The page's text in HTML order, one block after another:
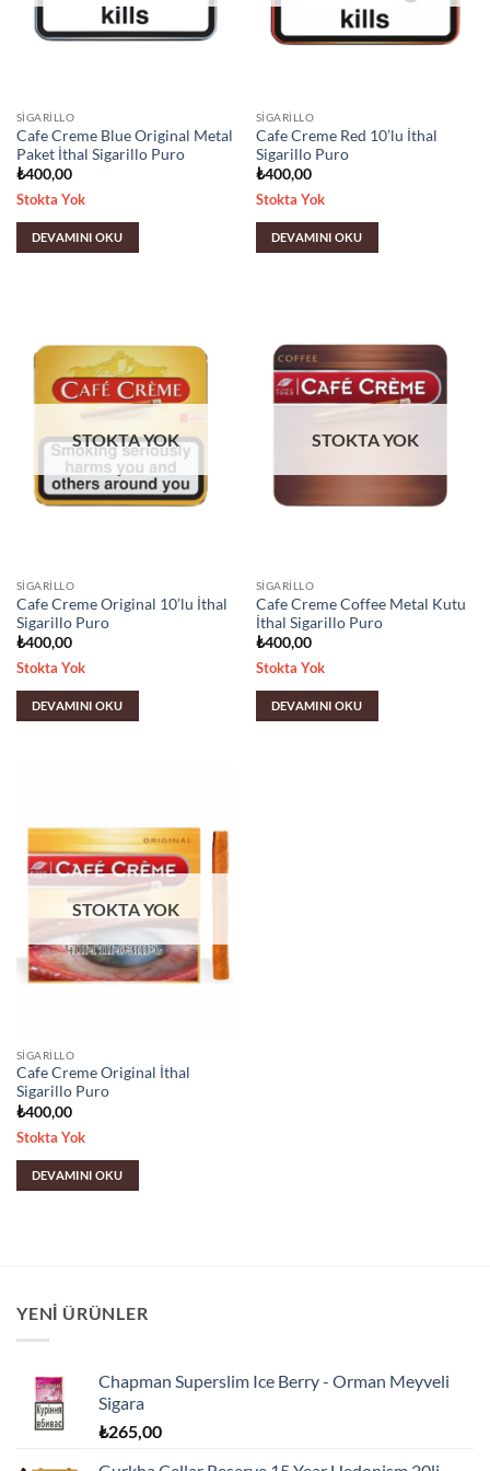
SIGARILLO
Cafe Creme Blue Original Metal
Paket İthal Sigarillo Puro
₺400,00
Stokta Yok
DEVAMINI OKU
SIGARILLO
Cafe Creme Red 10’lu İthal
Sigarillo Puro
₺400,00
Stokta Yok
DEVAMINI OKU
STOKTA YOK
SIGARILLO
Cafe Creme Original 10’lu İthal
Sigarillo Puro
₺400,00
Stokta Yok
DEVAMINI OKU
STOKTA YOK
SIGARILLO
Cafe Creme Coffee Metal Kutu
İthal Sigarillo Puro
₺400,00
Stokta Yok
DEVAMINI OKU
STOKTA YOK
SIGARILLO
Cafe Creme Original İthal
Sigarillo Puro
₺400,00
Stokta Yok
DEVAMINI OKU
YENI ÜRÜNLER
Chapman Superslim Ice Berry - Orman Meyveli
Sigara
₺265,00